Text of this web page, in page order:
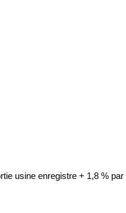
usine enregistre + 1,8 %